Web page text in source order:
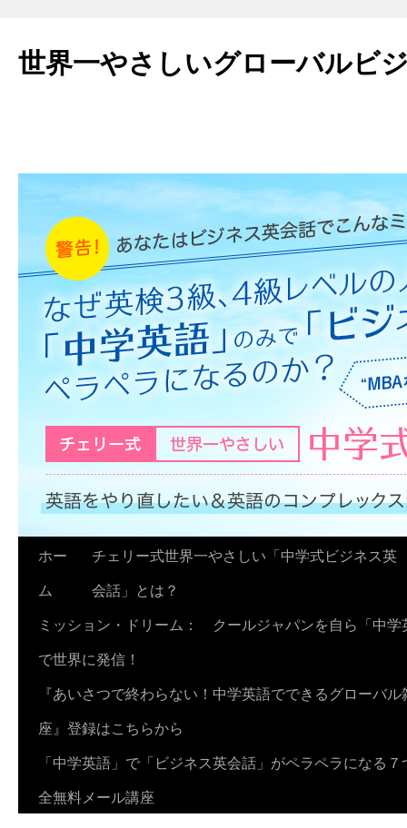
世界一やさしいグローバルビ
キ
ホー
ム
チェリー式世界一やさしい「中学式ビジネス英
会話」とは？
ミッション・ドリーム： クールジャパンを自ら「中学
で世界に発信！
『あいさつで終わらない！中学英語でできるグローバ
座』登録はこちらから
「中学英語」で「ビジネス英会話」がペラペラになる
全無料メール講座